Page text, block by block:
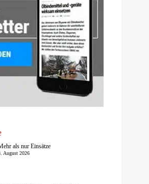
als nur Einsätze
August 2026